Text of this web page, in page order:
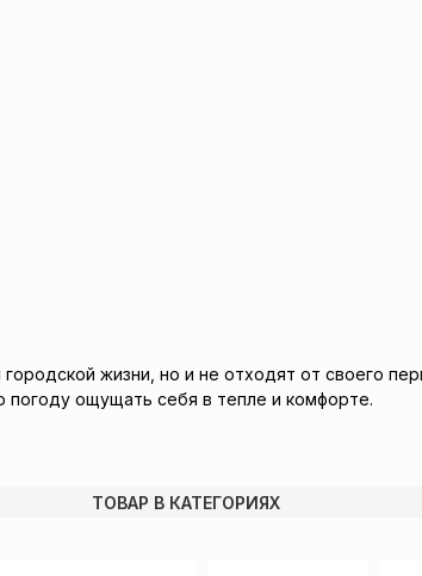
жизни, но и не отходят от своего
погоду ощущать себя в тепле и комфорте.
ТОВАР В КАТЕГОРИЯХ